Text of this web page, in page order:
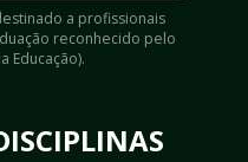
a profissionais
reconhecido pelo
Educação).